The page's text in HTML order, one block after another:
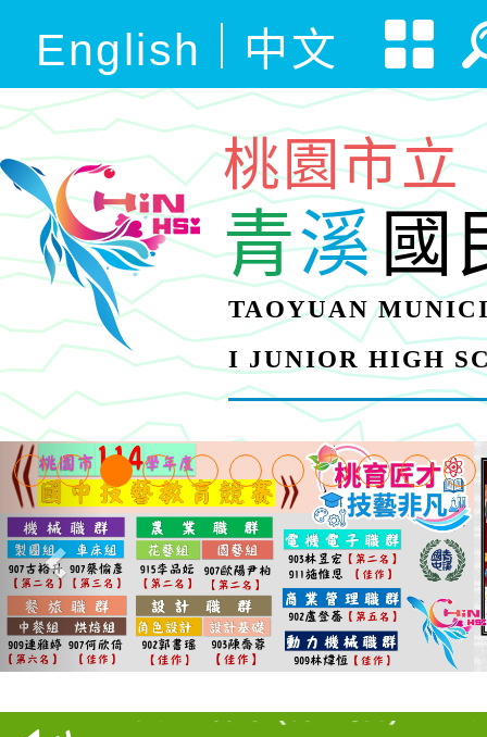
English 中文
桃園市立
青溪國
TAOYUAN
I JUNIOR HIGH
【選舉公告】本校115
評審委員會」及「教師
【甄選結果(第13招)】
學年度第1學期第7次代
【甄選結果(第5招)】